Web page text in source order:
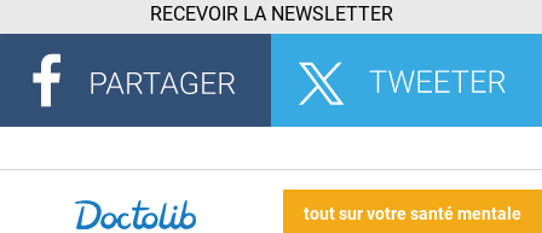
RECEVOIR LA NEWSLETTER
tout sur votre santé mentale